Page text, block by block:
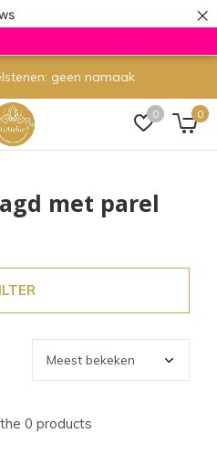
×
0 0
geen namaak
met parel
0 products